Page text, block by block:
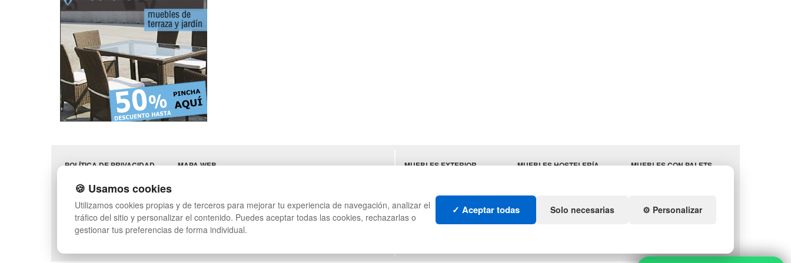
POLÍTICA DE PRIVACIDAD
CAMBIOS Y
DEVOLUCIONES
CONTACTO
QUIENES SOMOS
MAPA WEB
SÍGUENOS:
MUEBLES EXTERIOR
MUEBLES HOSTELERÍA
TIENDA DE DEPORTES
MUEBLES CON PALETS
🍪 Usamos cookies
Utilizamos cookies propias y de terceros para mejorar tu experiencia de navegación, analizar el
tráfico del sitio y personalizar el contenido. Puedes aceptar todas las cookies, rechazarlas o
gestionar tus preferencias de forma individual.
✓ Aceptar todas Solo necesarias ⚙️ Personalizar